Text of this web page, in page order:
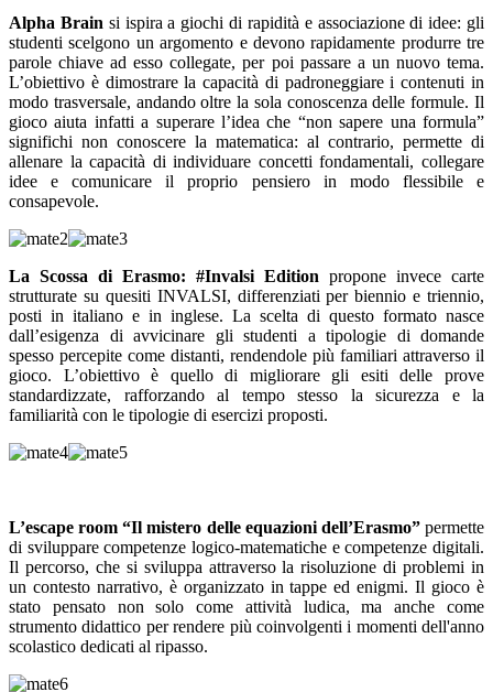
Alpha Brain si ispira a giochi di rapidità e associazione di idee: gli
studenti scelgono un argomento e devono rapidamente produrre tre
parole chiave ad esso collegate, per poi passare a un nuovo tema.
L’obiettivo è dimostrare la capacità di padroneggiare i contenuti in
modo trasversale, andando oltre la sola conoscenza delle formule. Il
gioco aiuta infatti a superare l’idea che “non sapere una formula”
significhi non conoscere la matematica: al contrario, permette di
allenare la capacità di individuare concetti fondamentali, collegare
idee e comunicare il proprio pensiero in modo flessibile e
consapevole.
La Scossa di Erasmo: #Invalsi Edition propone invece carte
strutturate su quesiti INVALSI, differenziati per biennio e triennio,
posti in italiano e in inglese. La scelta di questo formato nasce
dall’esigenza di avvicinare gli studenti a tipologie di domande
spesso percepite come distanti, rendendole più familiari attraverso il
gioco. L’obiettivo è quello di migliorare gli esiti delle prove
standardizzate, rafforzando al tempo stesso la sicurezza e la
familiarità con le tipologie di esercizi proposti.
L’escape room “Il mistero delle equazioni dell’Erasmo”permette
di sviluppare competenze logico-matematiche e competenze digitali.
Il percorso, che si sviluppa attraverso la risoluzione di problemi in
un contesto narrativo, è organizzato in tappe ed enigmi. Il gioco è
stato pensato non solo come attività ludica, ma anche come
strumento didattico per rendere più coinvolgenti i momenti dell'anno
scolastico dedicati al ripasso.